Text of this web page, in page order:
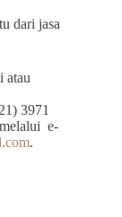
dari jasa
atau
3971
e-
.